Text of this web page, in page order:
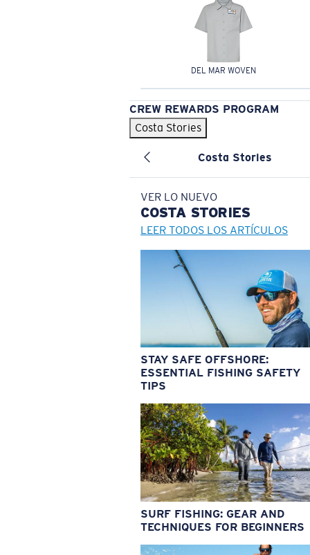
DEL MAR WOVEN
CREW REWARDS PROGRAM
Costa Stories
Costa Stories
VER LO NUEVO
COSTA STORIES
LEER TODOS LOS ARTÍCULOS
STAY SAFE OFFSHORE:
ESSENTIAL FISHING SAFETY
TIPS
SURF FISHING: GEAR AND
TECHNIQUES FOR BEGINNERS